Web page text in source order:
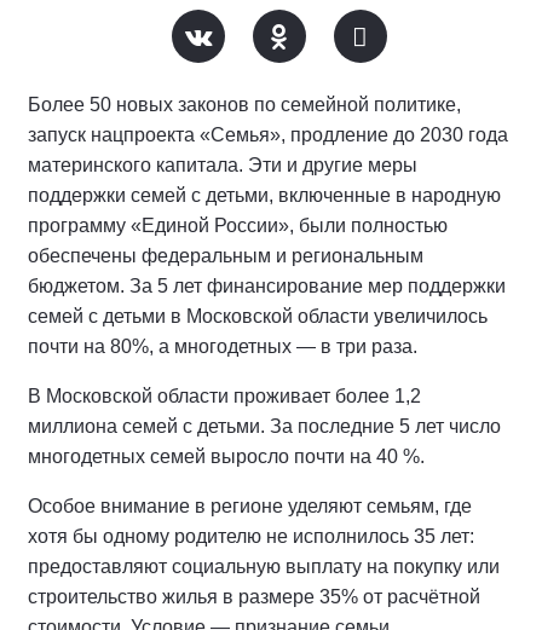
Более 50 новых законов по семейной политике,
запуск нацпроекта «Семья», продление до 2030 года
материнского капитала. Эти и другие меры
поддержки семей с детьми, включенные в народную
программу «Единой России», были полностью
обеспечены федеральным и региональным
бюджетом. За 5 лет финансирование мер поддержки
семей с детьми в Московской области увеличилось
почти на 80%, а многодетных — в три раза.
В Московской области проживает более 1,2
миллиона семей с детьми. За последние 5 лет число
многодетных семей выросло почти на 40 %.
Особое внимание в регионе уделяют семьям, где
хотя бы одному родителю не исполнилось 35 лет:
предоставляют социальную выплату на покупку или
строительство жилья в размере 35% от расчётной